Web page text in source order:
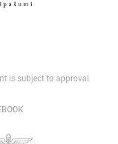
is subject to approval